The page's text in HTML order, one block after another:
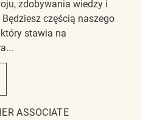
zdobywania wiedzy i
częścią naszego
stawia na
REQ89711
Associate
ASSOCIATE